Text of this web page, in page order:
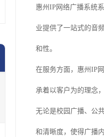
惠州IP网络广播系统
业提供了一站式的音
和性。
在服务方面，惠州IP
承着以客户为的理念
无论是校园广播、公
和清晰度，使得广播